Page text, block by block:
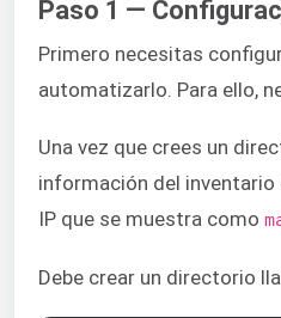
Paso 1 —
Primero necesitas
automatizarlo. Para ello,
Una vez que crees un
información del
IP que se muestra como
Debe crear un directorio